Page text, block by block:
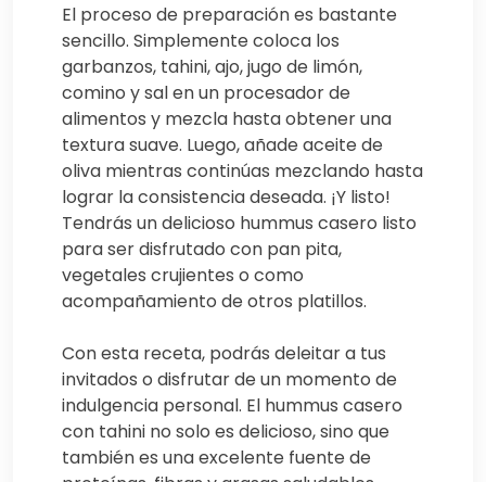
El proceso de preparación es bastante
sencillo. Simplemente coloca los
garbanzos, tahini, ajo, jugo de limón,
comino y sal en un procesador de
alimentos y mezcla hasta obtener una
textura suave. Luego, añade aceite de
oliva mientras continúas mezclando hasta
lograr la consistencia deseada. ¡Y listo!
Tendrás un delicioso hummus casero listo
para ser disfrutado con pan pita,
vegetales crujientes o como
acompañamiento de otros platillos.
Con esta receta, podrás deleitar a tus
invitados o disfrutar de un momento de
indulgencia personal. El hummus casero
con tahini no solo es delicioso, sino que
también es una excelente fuente de